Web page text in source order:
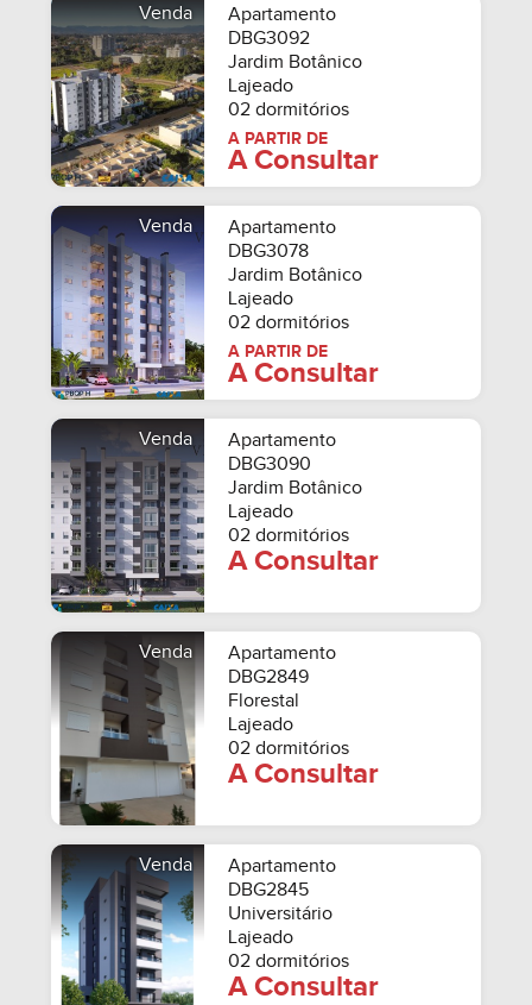
Venda
Apartamento
DBG3092
Jardim Botânico
Lajeado
02 dormitórios
A PARTIR DE
A Consultar
Venda
Apartamento
DBG3078
Jardim Botânico
Lajeado
02 dormitórios
A PARTIR DE
A Consultar
Venda
Apartamento
DBG3090
Jardim Botânico
Lajeado
02 dormitórios
A Consultar
Venda
Apartamento
DBG2849
Florestal
Lajeado
02 dormitórios
A Consultar
Venda
Apartamento
DBG2845
Universitário
Lajeado
02 dormitórios
A Consultar